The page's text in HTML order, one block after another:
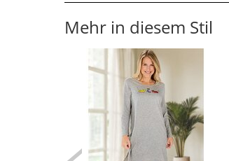
Mehr in diesem Stil